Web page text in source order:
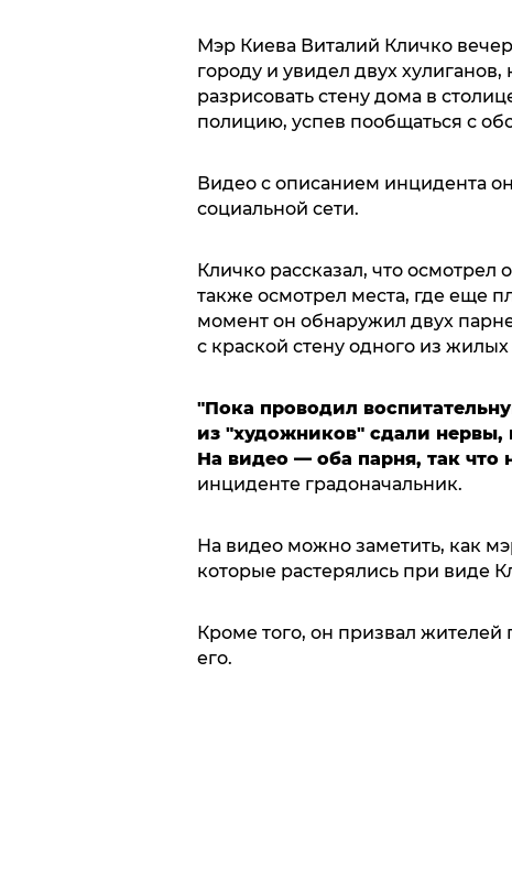
Мэр Киева Виталий Кличко
городу и увидел двух
разрисовать стену дома в
полицию, успев пообщаться с
Видео с описанием инцидента он
социальной сети.
Кличко рассказал, что
также осмотрел места, где еще
момент он обнаружил двух
с краской стену одного из
"Пока проводил
из "художников" сдали нервы,
На видео — оба парня, так что
инциденте градоначальник.
На видео можно заметить, как
которые растерялись при виде
Кроме того, он призвал жителей
его.